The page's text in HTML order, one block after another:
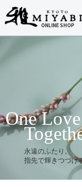
ONLINE SHOP
One Love
永遠のふたり。
指先で輝きつづけ